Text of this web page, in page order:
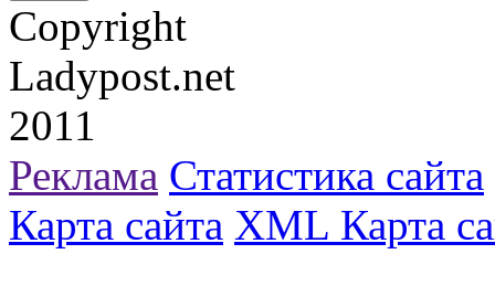
Copyright
Ladypost.net
2011
Реклама Статистика сайта
Карта сайта XML Карта